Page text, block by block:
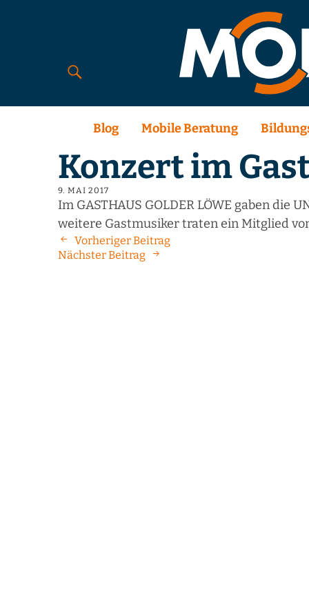
Blog Mobile Beratung
Konzert im
9. MAI 2017
Im GASTHAUS GOLDER LÖWE gaben die
weitere Gastmusiker traten ein Mitglied
Vorheriger Beitrag
Nächster Beitrag